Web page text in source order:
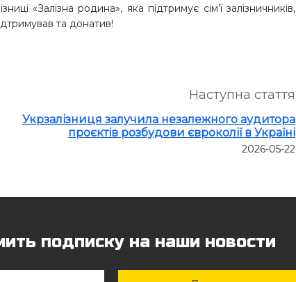
«Залізна родина», яка підтримує сім’ї залізничників,
та донатив!
Наступна стаття
Укрзалізниця залучила незалежного аудитора
проєктів розбудови євроколії в Україні
2026-05-22
подписку на наши новости